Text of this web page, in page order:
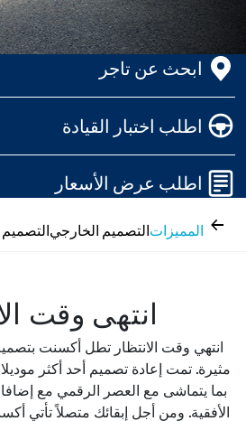
ابحث عن تاجر
اطلب اختبار القيادة
اطلب عرض الأسعار
← المميزاتالتصميم الخارجيالتصميم
انتهى وقت
انتهي وقت الانتظار تطل أكسنت
مثيرة. تمت إعادة تصميم أحد أكثر
بما يتماشى مع العصر الرقمي مع
الأفقية. ومن أجل إبقائك متصلاً تأتي